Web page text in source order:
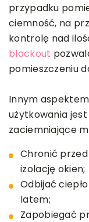
przypadku
ciemność, na
kontrolę nad
blackout
pomieszczeniu
Innym
użytkowania
zaciemniające
Chronić
izolację okien;
Odbijać
latem;
Zapobiegać